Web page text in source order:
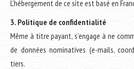
L’hébergement de ce site est basé en
3. Politique de confidentialité
Même à titre payant, s’engage à ne
de données nominatives (e-mails,
tiers.